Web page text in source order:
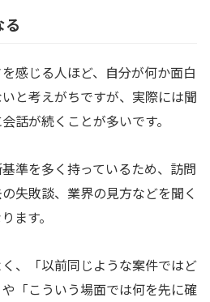
る
感じる人ほど、自分が何か面白
と考えがちですが、実際には聞
話が続くことが多いです。
準を多く持っているため、訪問
失敗談、業界の見方などを聞く
ます。
、「以前同じような案件ではど
「こういう場面では何を先に確